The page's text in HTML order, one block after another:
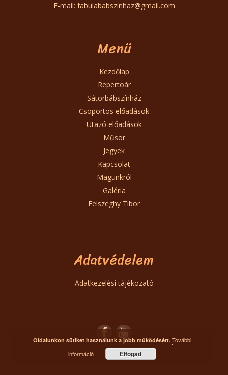
E-mail: fabulababszinhaz@gmail.com
Menü
Kezdőlap
Repertoár
Sátorbábszínház
Csoportos előadások
Utazó előadások
Műsor
Jegyek
Kapcsolat
Magunkról
Galéria
Felszeghy Tibor
Adatvédelem
Adatkezelési tájékozató
Oldalunkon sütiket használunk a jobb működésért. További
információ
Elfogad